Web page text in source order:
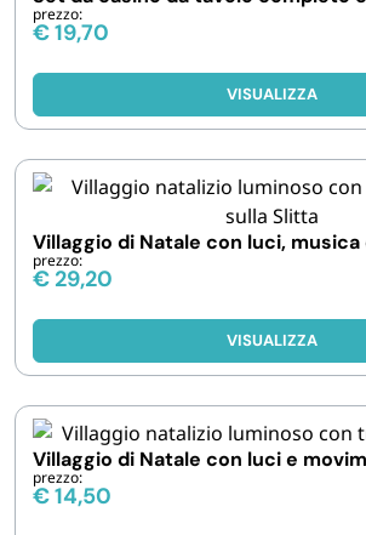
prezzo:
€19,70
VISUALIZZA
Villaggio di Natale con luci,
prezzo:
€ 29,20
VISUALIZZA
Villaggio di Natale con luci e
prezzo:
€14,50